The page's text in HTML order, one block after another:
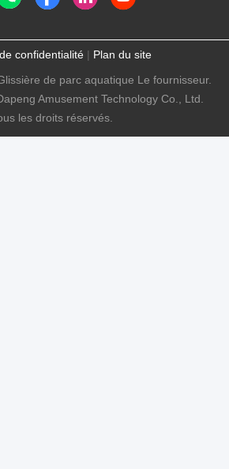
confidentialité| Plan du site
de parc aquatique Le fournisseur.
Amusement Technology Co., Ltd.
les droits réservés.